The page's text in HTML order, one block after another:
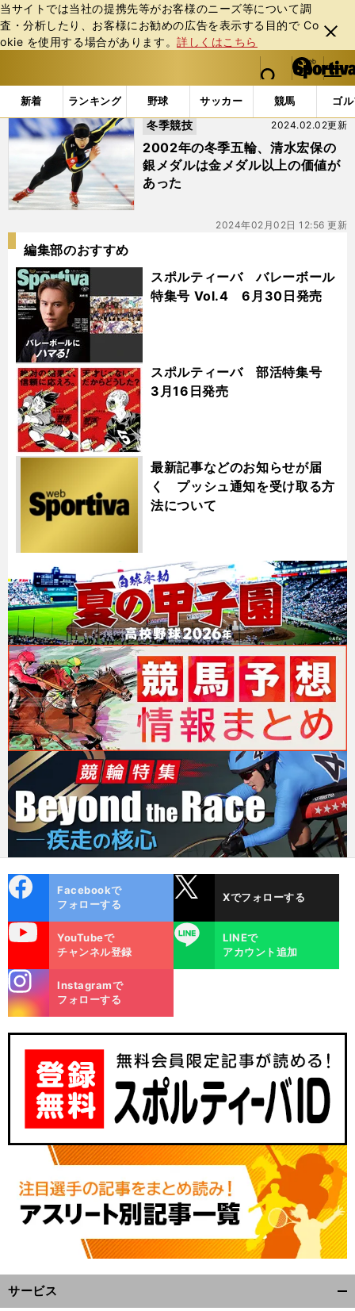
当サイトでは当社の提携先等がお客様のニーズ等について調
査・分析したり、お客様にお勧めの広告を表⽰する⽬的で Co
okie を使⽤する場合があります。詳しくはこちら
閉じ
る
web Sportiva (webスポルティーバ)
検索
マイペ
ー
ジ
メニュ
新着 ランキング 野球 サッカー 競馬 ゴ
b
ス
ポ
ル
ー
バ
「#ソルトレイクシティ五輪」の最新ニュース・ 情報
2002年の冬季五輪、清水宏保の
銀メダルは金メダル以上の価値が
あった
2024.02.02更新
冬季競技
2024年02月02日 12:56 更新
編集部のおすすめ
スポルティーバ バレーボール
特集号 Vol.4 6月30日発売
スポルティーバ 部活特集号
3月16日発売
最新記事などのお知らせが届
く プッシュ通知を受け取る方
法について
ok
Facebookで
フォローする
Xでフォローする
YouTubeで
チャンネル登録
LINE
LINEで
アカウント追加
m
Instagramで
フォローする
サービス